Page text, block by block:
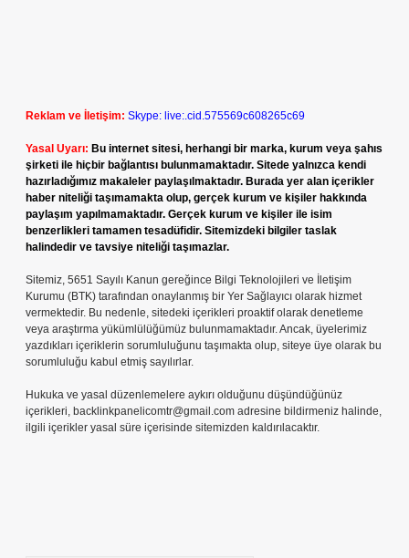
Reklam ve İletişim: Skype: live:.cid.575569c608265c69
Yasal Uyarı: Bu internet sitesi, herhangi bir marka, kurum veya şahıs
şirketi ile hiçbir bağlantısı bulunmamaktadır. Sitede yalnızca kendi
hazırladığımız makaleler paylaşılmaktadır. Burada yer alan içerikler
haber niteliği taşımamakta olup, gerçek kurum ve kişiler hakkında
paylaşım yapılmamaktadır. Gerçek kurum ve kişiler ile isim
benzerlikleri tamamen tesadüfidir. Sitemizdeki bilgiler taslak
halindedir ve tavsiye niteliği taşımazlar.
Sitemiz, 5651 Sayılı Kanun gereğince Bilgi Teknolojileri ve İletişim
Kurumu (BTK) tarafından onaylanmış bir Yer Sağlayıcı olarak hizmet
vermektedir. Bu nedenle, sitedeki içerikleri proaktif olarak denetleme
veya araştırma yükümlülüğümüz bulunmamaktadır. Ancak, üyelerimiz
yazdıkları içeriklerin sorumluluğunu taşımakta olup, siteye üye olarak bu
sorumluluğu kabul etmiş sayılırlar.
Hukuka ve yasal düzenlemelere aykırı olduğunu düşündüğünüz
içerikleri, backlinkpanelicomtr@gmail.com adresine bildirmeniz halinde,
ilgili içerikler yasal süre içerisinde sitemizden kaldırılacaktır.